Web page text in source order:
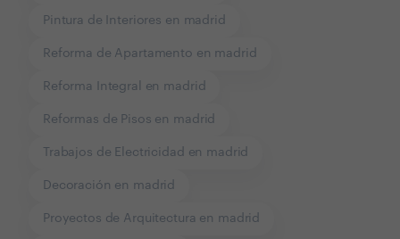
Pintura de Interiores en madrid
Reforma de Apartamento en madrid
Reforma Integral en madrid
Reformas de Pisos en madrid
Trabajos de Electricidad en madrid
Decoración en madrid
Proyectos de Arquitectura en madrid